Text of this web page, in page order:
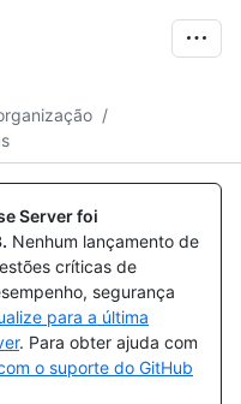
/
Server foi
. Nenhum lançamento de
críticas de
segurança
para a última
. Para obter ajuda com
o suporte do GitHub